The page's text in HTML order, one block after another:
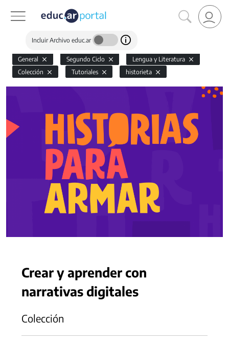
Incluir Archivo educ.ar
General Segundo Ciclo
Lengua y Literatura
Colección
Tutoriales historieta
Crear y aprender con
narrativas digitales
Colección